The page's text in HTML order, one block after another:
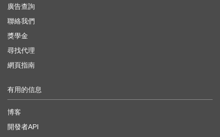
廣告查詢
聯絡我們
獎學金
尋找代理
網頁指南
有用的信息
博客
開發者API